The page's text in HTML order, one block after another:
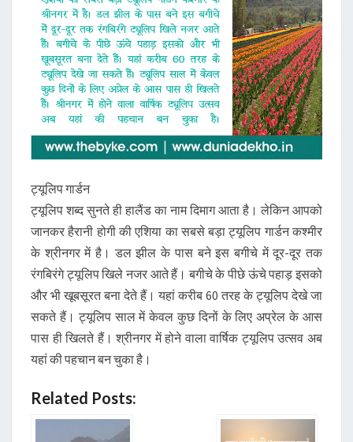
ट्यूलिप गार्डन
ट्यूलिप शब्द सुनते ही हालैंड का नाम दिमाग आता है। लेकिन आपको
जानकर हैरानी होगी की एशिया का सबसे बड़ा ट्यूलिप गार्डन कश्मीर
के श्रीनगर में है। डल झील के पास बने इस बगीचे में दूर-दूर तक
रंगबिरंगे ट्यूलिप खिले नजर आते हैं। बगीचे के पीछे ऊंचे पहाड़ इसको
और भी खूबसूरत बना देते हैं। यहां करीब 60 तरह के ट्यूलिप देखे जा
सकते हैं। ट्यूलिप साल में केवल कुछ दिनों के लिए अप्रेल के आस
पास ही खिलते हैं। श्रीनगर में होने वाला वार्षिक ट्यूलिप उत्सव अब
यहां की पहचान बन चुका है।
Related Posts: